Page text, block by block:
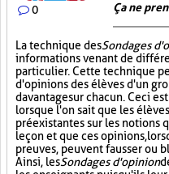
0 Ça ne
La technique desSondages
informations venant de
particulier. Cette technique
d'opinions des élèves d'un
davantage sur chacun. Ceci
lorsque l'on sait que les
préexistantes sur les notions
leçon et que ces opinions,
preuves, peuvent fausser ou
Ainsi, lesSondages d'opinion